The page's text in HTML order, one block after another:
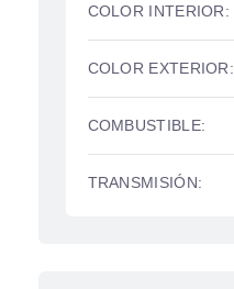
COLOR INTERIOR:
COLOR EXTERIOR:
COMBUSTIBLE:
TRANSMISIÓN: